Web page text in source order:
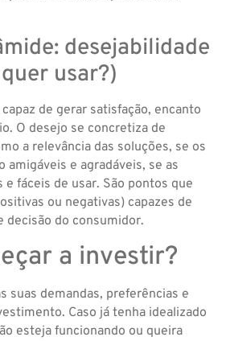
desejabilidade
usar?)
de gerar satisfação, encanto
O desejo se concretiza de
a relevância das soluções, se os
amigáveis e agradáveis, se as
fáceis de usar. São pontos que
ou negativas) capazes de
decisão do consumidor.
a investir?
suas demandas, preferências e
Caso já tenha idealizado
esteja funcionando ou queira